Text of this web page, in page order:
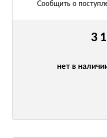
3
нет в
Сообщить о